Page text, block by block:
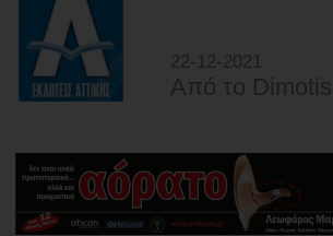
22-12-2021
Από τo